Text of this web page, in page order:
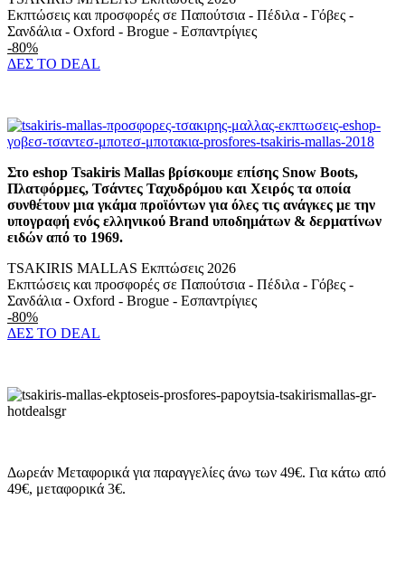
Εκπτώσεις και προσφορές σε Παπούτσια - Πέδιλα - Γόβες -
Σανδάλια - Oxford - Brogue - Εσπαντρίγιες
-80%
ΔΕΣ ΤΟ DEAL
Στο eshop Tsakiris Mallas βρίσκουμε επίσης Snow Boots,
Πλατφόρμες, Τσάντες Ταχυδρόμου και Χειρός τα οποία
συνθέτουν μια γκάμα προϊόντων για όλες τις ανάγκες με την
υπογραφή ενός ελληνικού Brand υποδημάτων & δερματίνων
ειδών από το 1969.
TSAKIRIS MALLAS Εκπτώσεις 2026
Εκπτώσεις και προσφορές σε Παπούτσια - Πέδιλα - Γόβες -
Σανδάλια - Oxford - Brogue - Εσπαντρίγιες
-80%
ΔΕΣ ΤΟ DEAL
Δωρεάν Μεταφορικά για παραγγελίες άνω των 49€. Για κάτω από
49€, μεταφορικά 3€.